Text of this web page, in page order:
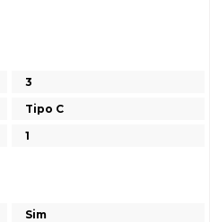
3
Tipo C
1
Sim